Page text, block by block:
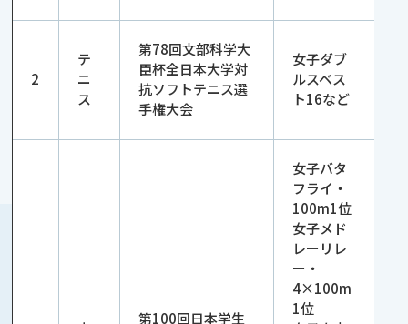
2
テ
ニ
ス
第78回文部科学大
臣杯全日本大学対
抗ソフトテニス選
手権大会
女子ダブ
ルスベス
ト16など
第100回日本学生
女子バタ
フライ・
100m1位
女子メド
レーリレ
ー・
4×100m
1位